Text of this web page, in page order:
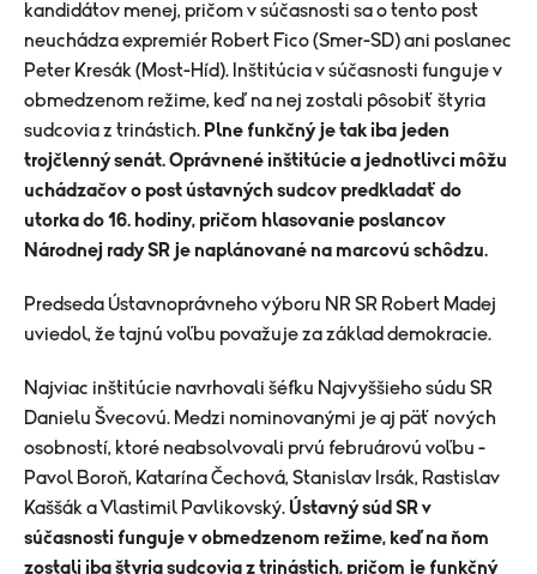
kandidátov menej, pričom v súčasnosti sa o tento post
neuchádza expremiér Robert Fico (Smer-SD) ani poslanec
Peter Kresák (Most-Híd). Inštitúcia v súčasnosti funguje v
obmedzenom režime, keď na nej zostali pôsobiť štyria
sudcovia z trinástich. Plne funkčný je tak iba jeden
trojčlenný senát. Oprávnené inštitúcie a jednotlivci môžu
uchádzačov o post ústavných sudcov predkladať do
utorka do 16. hodiny, pričom hlasovanie poslancov
Národnej rady SR je naplánované na marcovú schôdzu.
Predseda Ústavnoprávneho výboru NR SR Robert Madej
uviedol, že tajnú voľbu považuje za základ demokracie.
Najviac inštitúcie navrhovali šéfku Najvyššieho súdu SR
Danielu Švecovú. Medzi nominovanými je aj päť nových
osobností, ktoré neabsolvovali prvú februárovú voľbu -
Pavol Boroň, Katarína Čechová, Stanislav Irsák, Rastislav
Kaššák a Vlastimil Pavlikovský. Ústavný súd SR v
súčasnosti funguje v obmedzenom režime, keď na ňom
zostali iba štyria sudcovia z trinástich, pričom je funkčný